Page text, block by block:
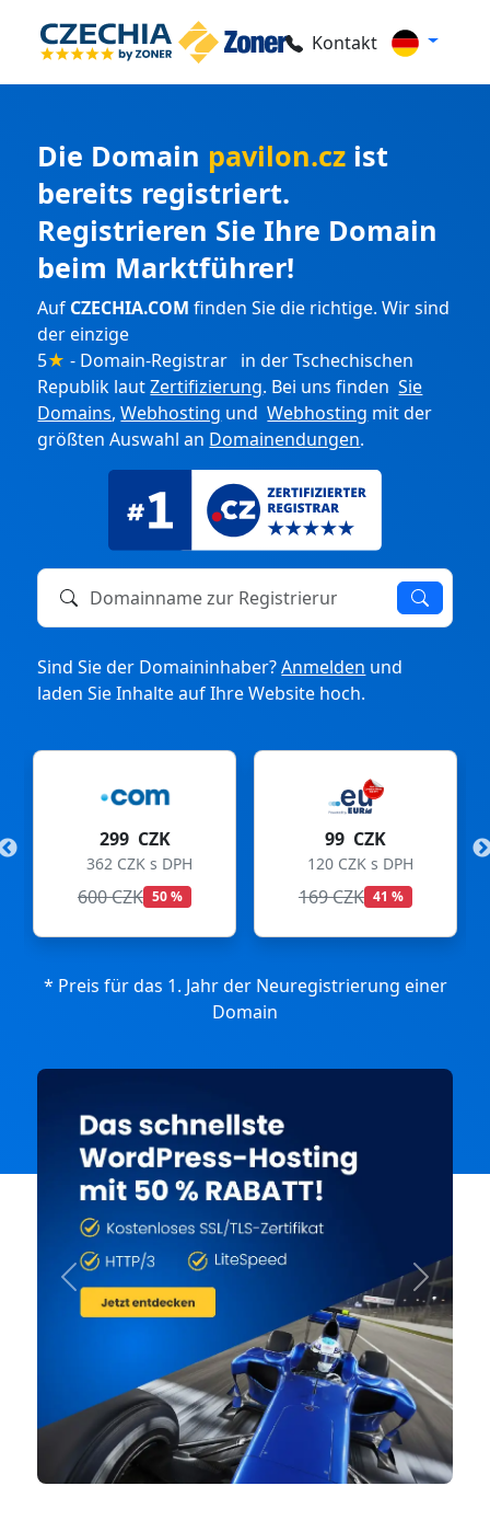
Kontakt
Die Domain pavilon.cz ist
bereits registriert.
Registrieren Sie Ihre Domain
beim Marktführer!
Auf CZECHIA.COM finden Sie die richtige. Wir sind
der einzige
5★ - Domain-Registrar in der Tschechischen
Republik lautZertifizierung. Bei uns findenSie
Domains,Webhosting undWebhosting mit der
größten Auswahl an Domainendungen.
Domainname zur Registrierung oder zum Transfer
Sind Sie der Domaininhaber?Anmelden und
laden Sie Inhalte auf Ihre Website hoch.
99 CZK
120 CZK s DPH
169 CZK
275 CZK
333 CZK s DPH
299 CZK
* Preis für das 1. Jahr der Neuregistrierung einer
Domain
Previous Next